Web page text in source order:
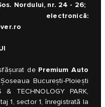
Nordului, nr. 24 - 26;
de Premium Auto
București-Ploiești
& TECHNOLOGY PARK,
1, sector 1, înregistrată la